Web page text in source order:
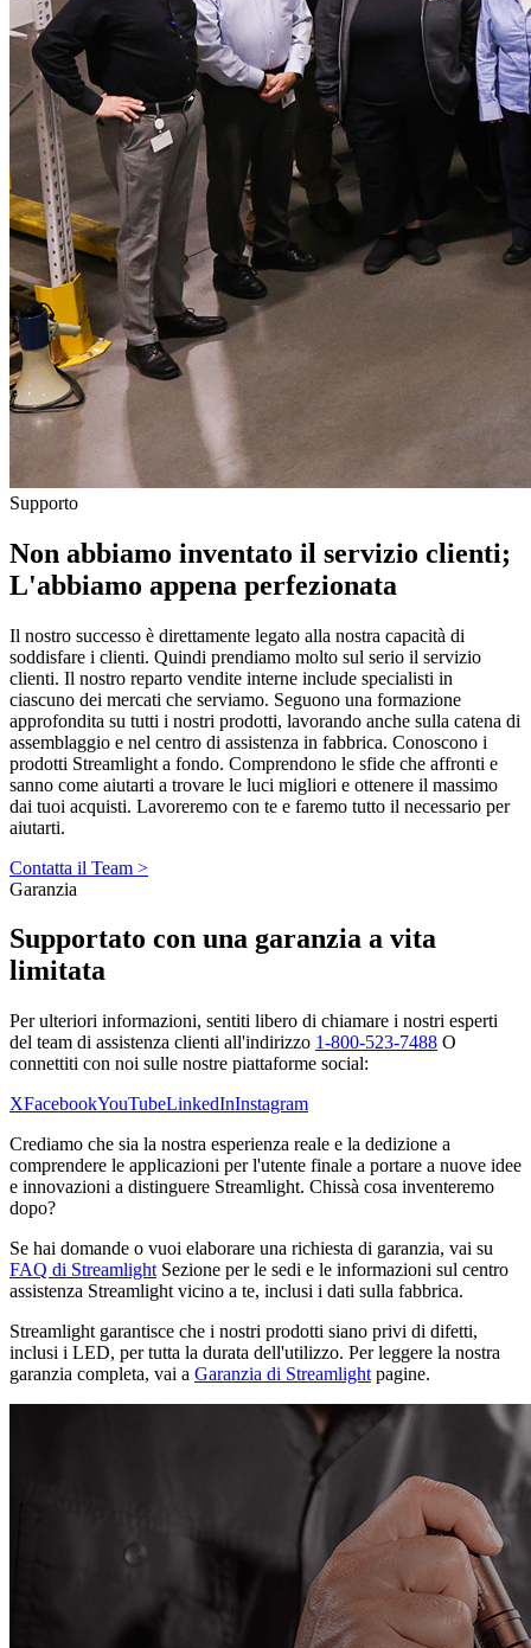
Supporto
Non abbiamo inventato il servizio clienti;
L'abbiamo appena perfezionata
Il nostro successo è direttamente legato alla nostra capacità di
soddisfare i clienti. Quindi prendiamo molto sul serio il servizio
clienti. Il nostro reparto vendite interne include specialisti in
ciascuno dei mercati che serviamo. Seguono una formazione
approfondita su tutti i nostri prodotti, lavorando anche sulla catena di
assemblaggio e nel centro di assistenza in fabbrica. Conoscono i
prodotti Streamlight a fondo. Comprendono le sfide che affronti e
sanno come aiutarti a trovare le luci migliori e ottenere il massimo
dai tuoi acquisti. Lavoreremo con te e faremo tutto il necessario per
aiutarti.
Contatta il Team >
Garanzia
Supportato con una garanzia a vita
limitata
Per ulteriori informazioni, sentiti libero di chiamare i nostri esperti
del team di assistenza clienti all'indirizzo 1-800-523-7488 O
connettiti con noi sulle nostre piattaforme social:
XFacebookYouTubeLinkedInInstagram
Crediamo che sia la nostra esperienza reale e la dedizione a
comprendere le applicazioni per l'utente finale a portare a nuove idee
e innovazioni a distinguere Streamlight. Chissà cosa inventeremo
dopo?
Se hai domande o vuoi elaborare una richiesta di garanzia, vai su
FAQ di Streamlight Sezione per le sedi e le informazioni sul centro
assistenza Streamlight vicino a te, inclusi i dati sulla fabbrica.
Streamlight garantisce che i nostri prodotti siano privi di difetti,
inclusi i LED, per tutta la durata dell'utilizzo. Per leggere la nostra
garanzia completa, vai a Garanzia di Streamlight pagine.